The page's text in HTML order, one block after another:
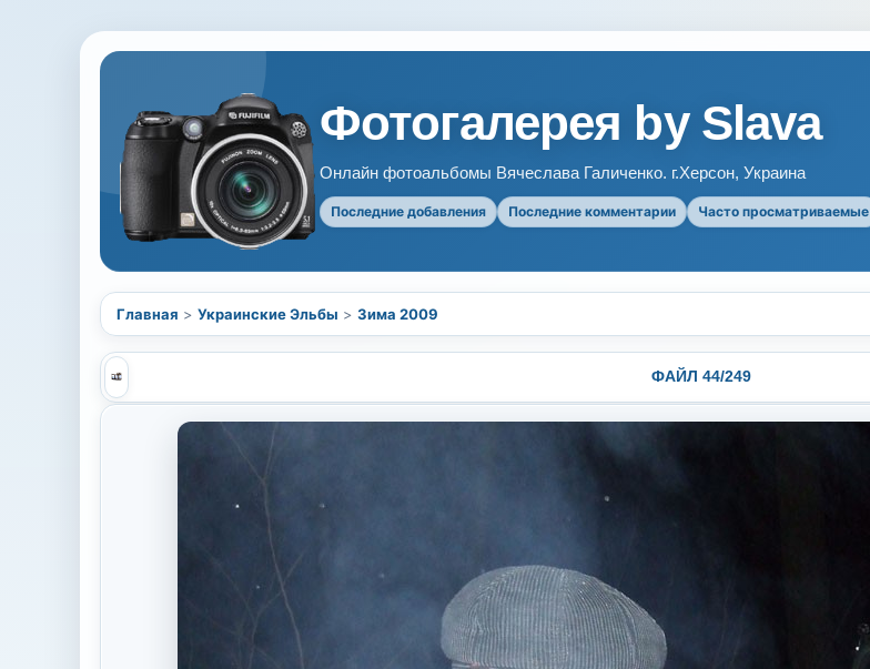
Фотогалерея by Slava
Онлайн фотоальбомы Вячеслава Галиченко. г.Херсон, Украина
Последние добавления Последние комментарии Часто просматриваемые
Главная > Украинские Эльбы > Зима 2009
ФАЙЛ 44/249